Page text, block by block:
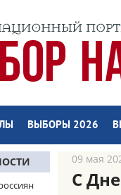
ВЫБОРЫ 2026
09 мая
С